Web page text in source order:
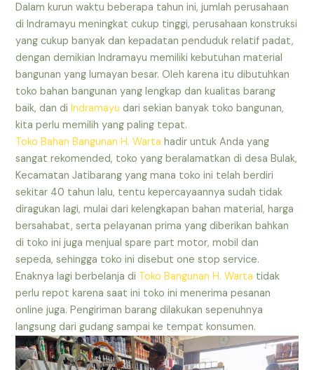
Dalam kurun waktu beberapa tahun ini, jumlah perusahaan
di Indramayu meningkat cukup tinggi, perusahaan konstruksi
yang cukup banyak dan kepadatan penduduk relatif padat,
dengan demikian Indramayu memiliki kebutuhan material
bangunan yang lumayan besar. Oleh karena itu dibutuhkan
toko bahan bangunan yang lengkap dan kualitas barang
baik, dan diIndramayu dari sekian banyak toko bangunan,
kita perlu memilih yang paling tepat.
Toko Bahan Bangunan H. Warta hadir untuk Anda yang
sangat rekomended, toko yang beralamatkan di desa Bulak,
Kecamatan Jatibarang yang mana toko ini telah berdiri
sekitar 40 tahun lalu, tentu kepercayaannya sudah tidak
diragukan lagi, mulai dari kelengkapan bahan material, harga
bersahabat, serta pelayanan prima yang diberikan bahkan
di toko ini juga menjual spare part motor, mobil dan
sepeda, sehingga toko ini disebut one stop service.
Enaknya lagi berbelanja di Toko Bangunan H. Warta tidak
perlu repot karena saat ini toko ini menerima pesanan
online juga. Pengiriman barang dilakukan sepenuhnya
langsung dari gudang sampai ke tempat konsumen.